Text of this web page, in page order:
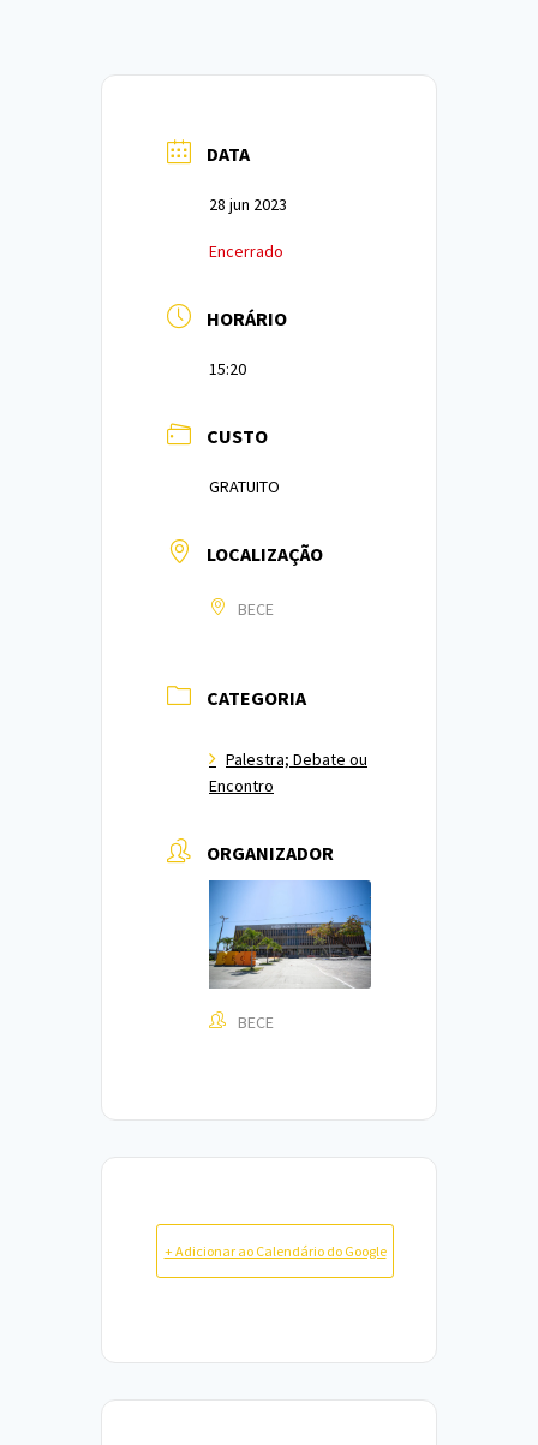
DATA
28 jun 2023
Encerrado
HORÁRIO
15:20
CUSTO
GRATUITO
LOCALIZAÇÃO
BECE
CATEGORIA
Palestra; Debate ou
Encontro
ORGANIZADOR
BECE
+ Adicionar ao Calendário do Google